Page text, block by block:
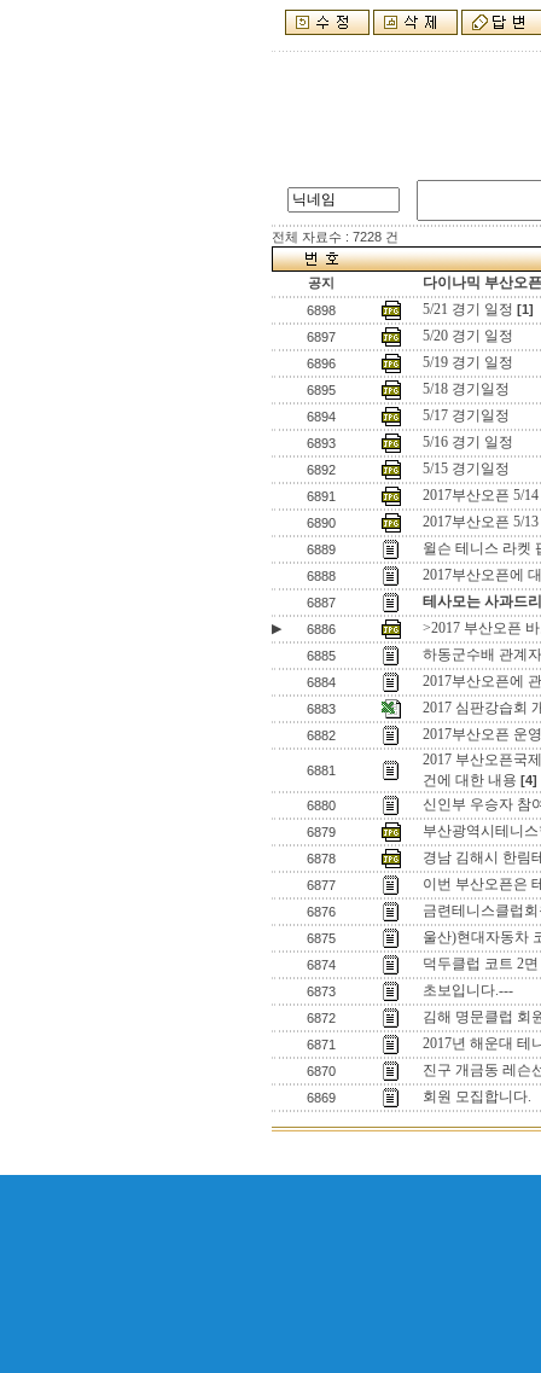
전체 자료수 : 7228 건
공지 다이나믹 부산오
6898 5/21 경기 일정 [1]
6897
5/20 경기 일정
6896 5/19 경기 일정
6895 5/18 경기일정
6894 5/17 경기일정
6893 5/16 경기 일정
6892 5/15 경기일정
6891 2017부산오픈 5/
6890 2017부산오픈 5/
6889 윌슨 테니스 라켓
6888 2017부산오픈에
6887 테사모는 사과드
▶ 6886 >2017 부산오픈
6885 하동군수배 관계
6884 2017부산오픈에
6883 2017 심판강습회
6882 2017부산오픈 운
6881
2017 부산오픈국
건에 대한 내용 [4]
6880
신인부 우승자 참
6879 부산광역시테니
6878 경남 김해시 한림
6877 이번 부산오픈은
6876 금련테니스클럽
6875 울산)현대자동차
6874 덕두클럽 코트 2
6873 초보입니다.---
6872 김해 명문클럽 회
6871 2017년 해운대 테
6870 진구 개금동 레슨
6869 회원 모집합니다.